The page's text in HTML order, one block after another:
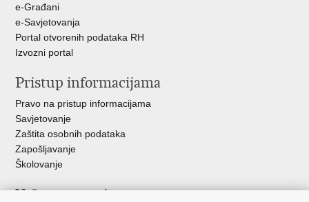
e-Građani
e-Savjetovanja
Portal otvorenih podataka RH
Izvozni portal
Pristup informacijama
Pravo na pristup informacijama
Savjetovanje
Zaštita osobnih podataka
Zapošljavanje
Školovanje
Važne poveznice